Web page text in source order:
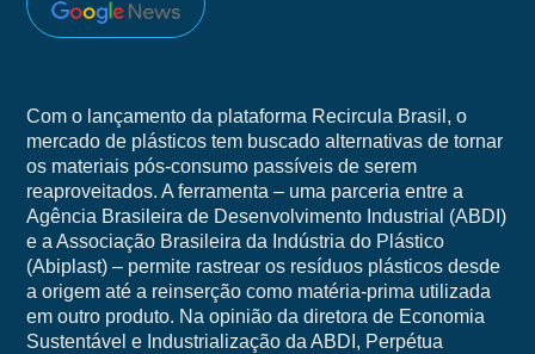
Com o lançamento da plataforma Recircula Brasil, o
mercado de plásticos tem buscado alternativas de tornar
os materiais pós-consumo passíveis de serem
reaproveitados. A ferramenta – uma parceria entre a
Agência Brasileira de Desenvolvimento Industrial (ABDI)
e a Associação Brasileira da Indústria do Plástico
(Abiplast) – permite rastrear os resíduos plásticos desde
a origem até a reinserção como matéria-prima utilizada
em outro produto. Na opinião da diretora de Economia
Sustentável e Industrialização da ABDI, Perpétua